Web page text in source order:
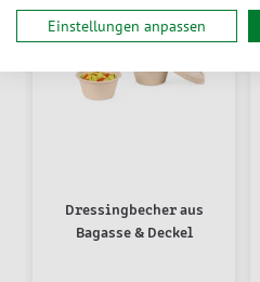
Dressingbecher aus
Bagasse & Deckel
Einstellungen anpassen